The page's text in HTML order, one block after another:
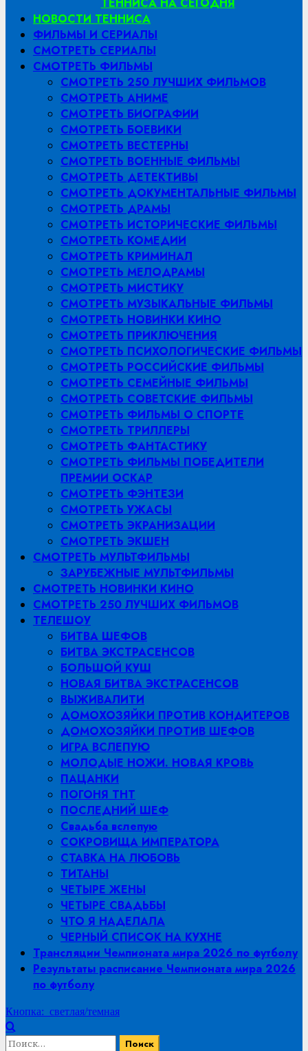
НОВОСТИ ТЕННИСА
ФИЛЬМЫ И СЕРИАЛЫ
СМОТРЕТЬ СЕРИАЛЫ
СМОТРЕТЬ ФИЛЬМЫ
СМОТРЕТЬ 250 ЛУЧШИХ ФИЛЬМОВ
СМОТРЕТЬ АНИМЕ
СМОТРЕТЬ БИОГРАФИИ
СМОТРЕТЬ БОЕВИКИ
СМОТРЕТЬ ВЕСТЕРНЫ
СМОТРЕТЬ ВОЕННЫЕ ФИЛЬМЫ
СМОТРЕТЬ ДЕТЕКТИВЫ
СМОТРЕТЬ ДОКУМЕНТАЛЬНЫЕ ФИЛЬМЫ
СМОТРЕТЬ ДРАМЫ
СМОТРЕТЬ ИСТОРИЧЕСКИЕ ФИЛЬМЫ
СМОТРЕТЬ КОМЕДИИ
СМОТРЕТЬ КРИМИНАЛ
СМОТРЕТЬ МЕЛОДРАМЫ
СМОТРЕТЬ МИСТИКУ
СМОТРЕТЬ МУЗЫКАЛЬНЫЕ ФИЛЬМЫ
СМОТРЕТЬ НОВИНКИ КИНО
СМОТРЕТЬ ПРИКЛЮЧЕНИЯ
СМОТРЕТЬ ПСИХОЛОГИЧЕСКИЕ ФИЛЬМЫ
СМОТРЕТЬ РОССИЙСКИЕ ФИЛЬМЫ
СМОТРЕТЬ СЕМЕЙНЫЕ ФИЛЬМЫ
СМОТРЕТЬ СОВЕТСКИЕ ФИЛЬМЫ
СМОТРЕТЬ ФИЛЬМЫ О СПОРТЕ
СМОТРЕТЬ ТРИЛЛЕРЫ
СМОТРЕТЬ ФАНТАСТИКУ
СМОТРЕТЬ ФИЛЬМЫ ПОБЕДИТЕЛИ
ПРЕМИИ ОСКАР
СМОТРЕТЬ ФЭНТЕЗИ
СМОТРЕТЬ УЖАСЫ
СМОТРЕТЬ ЭКРАНИЗАЦИИ
СМОТРЕТЬ ЭКШЕН
СМОТРЕТЬ МУЛЬТФИЛЬМЫ
ЗАРУБЕЖНЫЕ МУЛЬТФИЛЬМЫ
СМОТРЕТЬ НОВИНКИ КИНО
СМОТРЕТЬ 250 ЛУЧШИХ ФИЛЬМОВ
ТЕЛЕШОУ
БИТВА ШЕФОВ
БИТВА ЭКСТРАСЕНСОВ
БОЛЬШОЙ КУШ
НОВАЯ БИТВА ЭКСТРАСЕНСОВ
ВЫЖИВАЛИТИ
ДОМОХОЗЯЙКИ ПРОТИВ КОНДИТЕРОВ
ДОМОХОЗЯЙКИ ПРОТИВ ШЕФОВ
ИГРА ВСЛЕПУЮ
МОЛОДЫЕ НОЖИ. НОВАЯ КРОВЬ
ПАЦАНКИ
ПОГОНЯ ТНТ
ПОСЛЕДНИЙ ШЕФ
Свадьба вслепую
СОКРОВИЩА ИМПЕРАТОРА
СТАВКА НА ЛЮБОВЬ
ТИТАНЫ
ЧЕТЫРЕ ЖЕНЫ
ЧЕТЫРЕ СВАДЬБЫ
ЧТО Я НАДЕЛАЛА
ЧЕРНЫЙ СПИСОК НА КУХНЕ
Трансляции Чемпионата мира 2026 по футболу
Результаты расписание Чемпионата мира 2026
по футболу
Кнопка: светлая/темная
Найти: